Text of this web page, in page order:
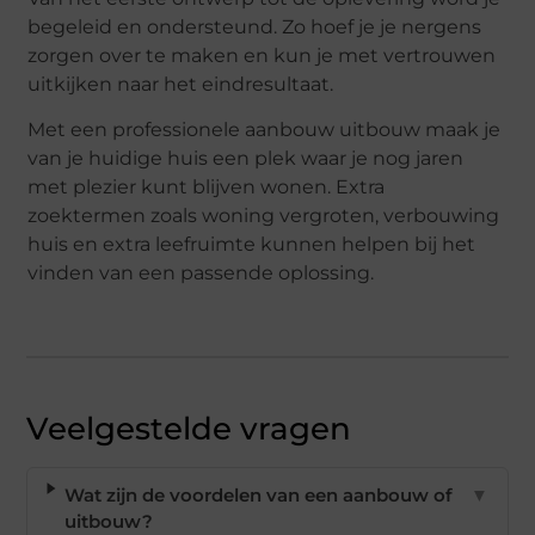
begeleid en ondersteund. Zo hoef je je nergens
zorgen over te maken en kun je met vertrouwen
uitkijken naar het eindresultaat.
Met een professionele aanbouw uitbouw maak je
van je huidige huis een plek waar je nog jaren
met plezier kunt blijven wonen. Extra
zoektermen zoals woning vergroten, verbouwing
huis en extra leefruimte kunnen helpen bij het
vinden van een passende oplossing.
Veelgestelde vragen
Wat zijn de voordelen van een aanbouw of
uitbouw?
▼